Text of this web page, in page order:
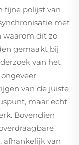
fijne polijst van
met
waarom dit zo
gemaakt bij
van het
van de juiste
maar echt
Bovendien
afhankelijk van